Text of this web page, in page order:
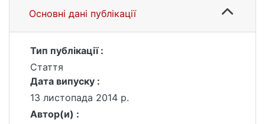
Основні дані публікації
Тип публікації :
Стаття
Дата випуску :
13 листопада 2014 р.
Автор(и) :